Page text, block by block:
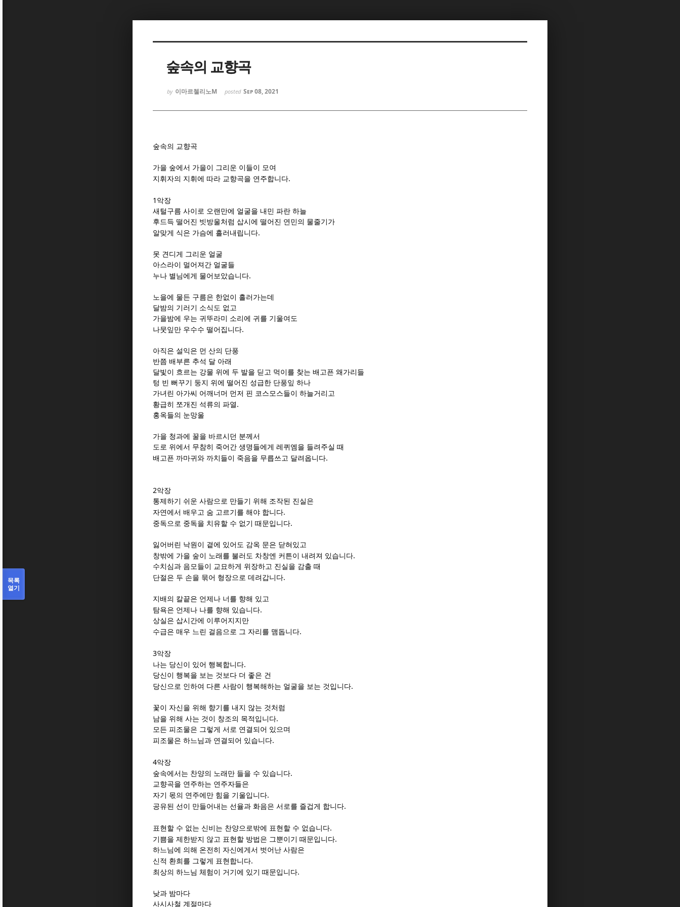
숲속의 교향곡
by 이마르첼리노M posted Sep 08, 2021
숲속의 교향곡
가을 숲에서 가을이 그리운 이들이 모여
지휘자의 지휘에 따라 교향곡을 연주합니다.
1 악장
새털구름 사이로 오랜만에 얼굴을 내민 파란 하늘
후드득 떨어진 빗방울처럼 삽시에 떨어진 연민의 물줄기가
알맞게 식은 가슴에 흘러내립니다.
못 견디게 그리운 얼굴
아스라이 멀어져간 얼굴들
누나 별님에게 물어보았습니다.
노을에 물든 구름은 한없이 흘러가는데
달밤의 기러기 소식도 없고
가을밤에 우는 귀뚜라미 소리에 귀를 기울여도
나뭇잎만 우수수 떨어집니다.
아직은 설익은 먼 산의 단풍
반쯤 배부른 추석 달 아래
달빛이 흐르는 강물 위에 두 발을 딛고 먹이를 찾는 배고픈 왜가리들
텅 빈 뻐꾸기 둥지 위에 떨어진 성급한 단풍잎 하나
가녀린 아가씨 어깨너머 먼저 핀 코스모스들이 하늘거리고
황급히 쪼개진 석류의 파열 .
홍옥들의 눈망울
가을 청과에 꿀을 바르시던 분께서
도로 위에서 무참히 죽어간 생명들에게 레퀴엠을 들려주실 때
배고픈 까마귀와 까치들이 죽음을 무릅쓰고 달려옵니다.
2악장
통제하기 쉬운 사람으로 만들기 위해 조작된 진실은
자연에서 배우고 숨 고르기를 해야 합니다.
중독으로 중독을 치유할 수 없기 때문입니다.
잃어버린 낙원이 곁에 있어도 감옥 문은 닫혀있고
창밖에 가을 숲이 노래를 불러도 차창엔 커튼이 내려져 있습니다.
수치심과 음모들이 교묘하게 위장하고 진실을 감출 때
단절은 두 손을 묶어 형장으로 데려갑니다.
지배의 칼끝은 언제나 너를 향해 있고
탐욕은 언제나 나를 향해 있습니다.
상실은 삽시간에 이루어지지만
수급은 매우 느린 걸음으로 그 자리를 맴돕니다.
3악장
나는 당신이 있어 행복합니다.
당신이 행복을 보는 것보다 더 좋은 건
당신으로 인하여 다른 사람이 행복해하는 얼굴을 보는 것입니다.
꽃이 자신을 위해 향기를 내지 않는 것처럼
남을 위해 사는 것이 창조의 목적입니다.
모든 피조물은 그렇게 서로 연결되어 있으며
피조물은 하느님과 연결되어 있습니다.
4악장
숲속에서는 찬양의 노래만 들을 수 있습니다.
교향곡을 연주하는 연주자들은
자기 몫의 연주에만 힘을 기울입니다.
공유된 선이 만들어내는 선율과 화음은 서로를 즐겁게 합니다.
표현할 수 없는 신비는 찬양으로밖에 표현할 수 없습니다.
기쁨을 제한받지 않고 표현할 방법은 그뿐이기 때문입니다.
하느님에 의해 온전히 자신에게서 벗어난 사람은
신적 환희를 그렇게 표현합니다.
최상의 하느님 체험이 거기에 있기 때문입니다.
낮과 밤마다
사시사철 계절마다
목록
열기
Sketchbook5, 스케치북5
Sketchbook5, 스케치북5